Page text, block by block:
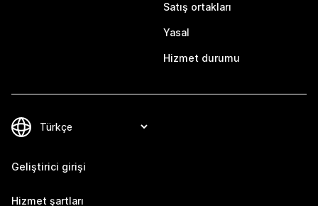
Satış ortakları
Yasal
Hizmet durumu
Geliştirici girişi
Hizmet şartları